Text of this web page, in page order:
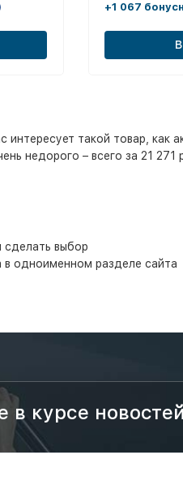
+1 067
такой товар, как
недорого – всего за 21 271
сделать выбор
одноименном разделе сайта
в курсе новостей